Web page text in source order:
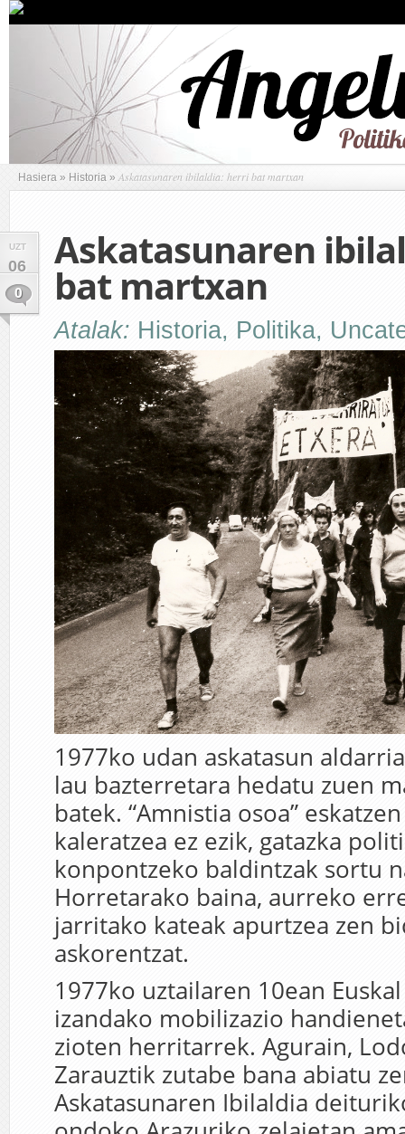
Hasiera » Historia » Askatasunaren ibilaldia: herri bat martxan
UZT
06
0
Askatasunaren
bat martxan
Atalak: Historia, Politika,
1977ko udan askatasun
lau bazterretara hedatu zuen
batek. “Amnistia osoa”
kaleratzea ez ezik, gatazka
konpontzeko baldintzak sortu
Horretarako baina, aurreko
jarritako kateak apurtzea zen
askorentzat.
1977ko uztailaren 10ean
izandako mobilizazio
zioten herritarrek. Agurain,
Zarauztik zutabe bana abiatu
Askatasunaren Ibilaldia